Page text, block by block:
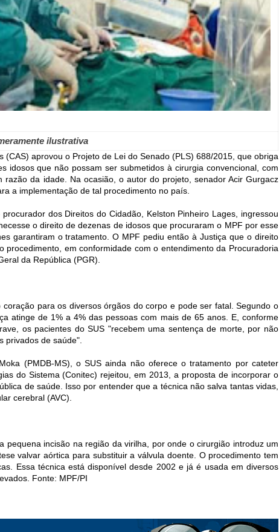
ilustrativa
aprovou o Projeto de Lei do Senado (PLS) 688/2015, que obriga
idosos que não possam ser submetidos à cirurgia convencional, com
da idade. Na ocasião, o autor do projeto, senador Acir Gurgacz
a implementação de tal procedimento no país.
dos Direitos do Cidadão, Kelston Pinheiro Lages, ingressou
o direito de dezenas de idosos que procuraram o MPF por esse
garantiram o tratamento. O MPF pediu então à Justiça que o direito
em conformidade com o entendimento da Procuradoria
da República (PGR).
para os diversos órgãos do corpo e pode ser fatal. Segundo o
atinge de 1% a 4% das pessoas com mais de 65 anos. E, conforme
os pacientes do SUS "recebem uma sentença de morte, por não
privados de saúde".
(PMDB-MS), o SUS ainda não oferece o tratamento por cateter
do Sistema (Conitec) rejeitou, em 2013, a proposta de incorporar o
de saúde. Isso por entender que a técnica não salva tantas vidas,
cerebral (AVC).
incisão na região da virilha, por onde o cirurgião introduz um
valvar aórtica para substituir a válvula doente. O procedimento tem
Essa técnica está disponível desde 2002 e já é usada em diversos
Fonte: MPF/PI